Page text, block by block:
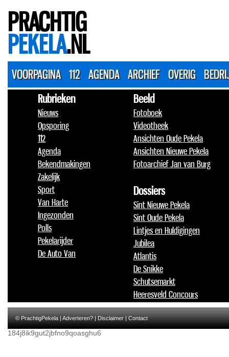
PRACHTIG
PEKELA.NL
VOORPAGINA 112 AGENDA ARCHIEF OVERIG
Rubrieken
Nieuws
Opsporing
112
Agenda
Bekendmakingen
Zakelijk
Sport
Van Harte
Ingezonden
Polls
Pekelarijder
De Auto Van
Beeld
Fotoboek
Videotheek
Ansichten Oude Pekela
Ansichten Nieuwe Pekela
Fotoarchief Jan van Burg
Dossiers
Sint Nieuwe Pekela
Sint Oude Pekela
Lintjes en Huldigingen
Jubilea
Atlantis
De Snikke
Schutsemarkt
Heeresveld Concours
© PrachtigPekela |Adverteren?|Disclaimer|Contact
184j8ik9gut2jbfno9qoasghu6